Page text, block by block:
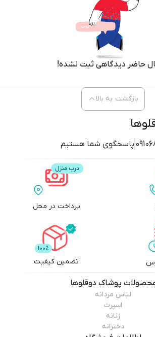
در بافت آن استفاده شود نمونه دیگری از پارچه
تولید می‌شود. این پارچه همان تریکو است که دارای
تولید پوشاک می­باشد. این پارچه کمی حالت کشی
هم در برابر سایش و شست و شوی زیاد بسیار بالا می
و مات قابل تولید است. همچنین پارچه‌ای چهار
مختلف برای تولید پوشاک مورد استفاده قرار
شده دارای کاربرد بیشتری در تولید محصولات
از رنگ‌ها به مقدار بیشتر و برخی دیگر به دلیل کم
معمولاً از پلیمرها ساخته می‌شوند و به دلیل
دارند، مورد توجه قرار می‌گیرند.
به دو دسته تقسیم می‌شوند: فلامنت‌های پیوسته
رشته‌ای بلند و پیوسته به یکدیگر تراکم دارند و در
به استحکام و چسبندگی بالا دارند، استفاده می‌شوند. به
و پارچه‌های صنعتی. از طرفی، فلامنت‌های
کوتاه و قطعه‌بندی شده تولید می‌شوند. این
استفاده می‌شوند و برای تولید لباس‌های نرم و
فلامنت‌ها به دلیل خواصی مانند مقاومت بالا در
در صنایع مختلف مورد استفاده قرار می‌گیرند.
حاضر دیدگاهی ثبت نشده!
پاسخگوی شما هستیم
بازگشت به بالا
پرداخت در محل
تضمین کیفیت
پوشاک دوقلوها
لباس مردانه
اسپرت
زنانه
دخترانه